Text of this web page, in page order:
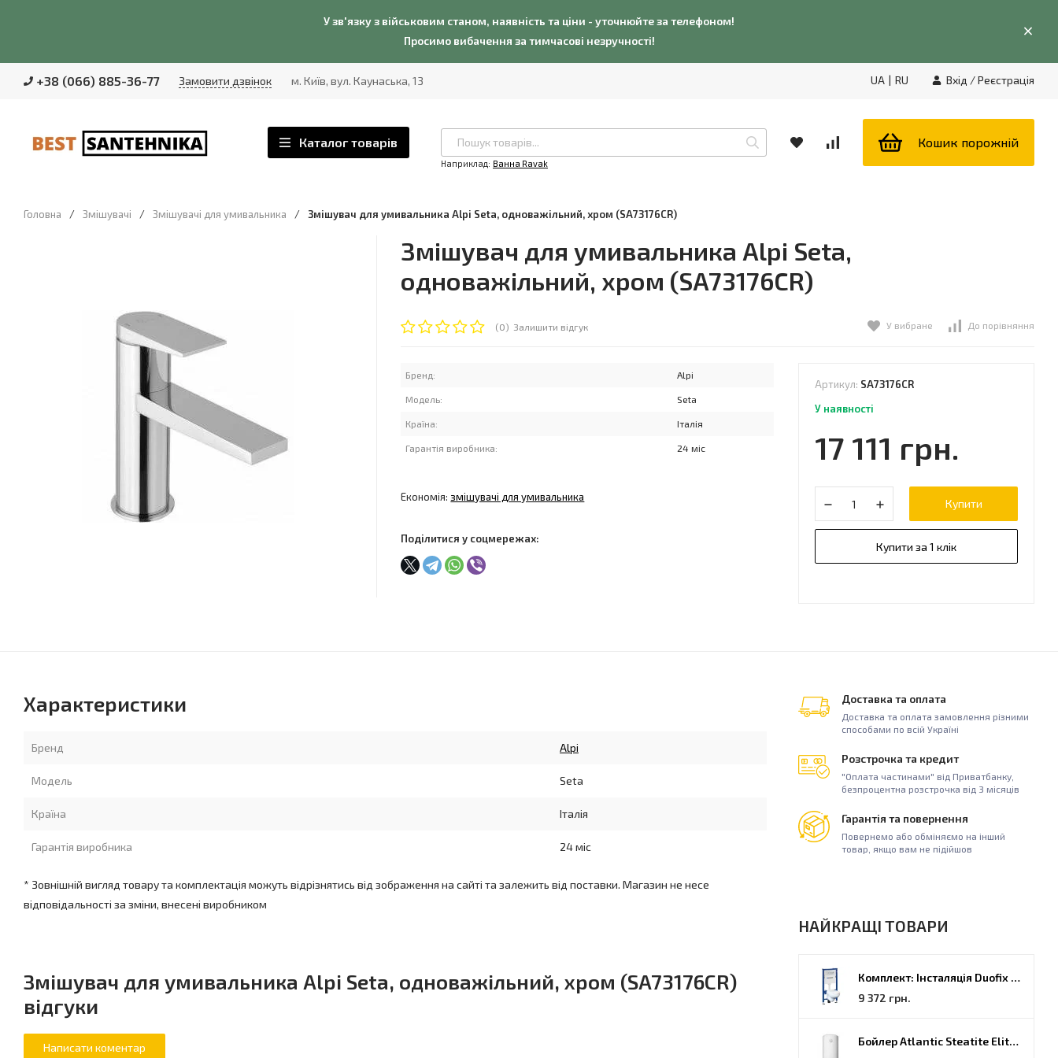
У зв'язку з військовим станом, наявність та ціни - уточнюйте за телефоном!
Просимо вибачення за тимчасові незручності!
+38 (066) 885-36-77 Замовити дзвінок м. Київ, вул. Каунаська, 13 UA | RU Вхід /Реєстрація
Каталог товарів
Наприклад: Ванна Ravak
Кошик порожній
Головна / Змішувачі / Змішувачі для умивальника / Змішувач для умивальника Alpi Seta, одноважільний, хром (SA73176CR)
Змішувач для умивальника Alpi Seta,
одноважільний, хром (SA73176CR)
(0) Залишити відгук У вибране До порівняння
Бренд: Alpi
Модель: Seta
Країна: Італія
Гарантія виробника: 24 міс
Економія: змішувачі для умивальника
Поділитися у соцмережах:
Артикул: SA73176CR
У наявності
17 111 грн.
Купити
Купити за 1 клік
Доставка та оплата
Доставка та оплата замовлення різними
способами по всій Україні
Розстрочка та кредит
"Оплата частинами" від Приватбанку,
безпроцентна розстрочка від 3 місяців
Гарантія та повернення
Повернемо або обміняємо на інший
товар, якщо вам не підійшов
НАЙКРАЩІ ТОВАРИ
Комплект: Інсталяція Duofix PRO 20 + унітаз Kolo Idol (118.315.21.2)
9 372 грн.
Бойлер Atlantic Steatite Elite VM 080 D400 2 BC, 80 (851188)
Характеристики
Бренд Alpi
Модель Seta
Країна Італія
Гарантія виробника 24 міс
* Зовнішній вигляд товару та комплектація можуть відрізнятись від зображення на сайті та залежить від поставки. Магазин не несе
відповідальності за зміни, внесені виробником
Змішувач для умивальника Alpi Seta, одноважільний, хром (SA73176CR)
відгуки